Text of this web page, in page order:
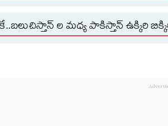
ల మధ్య పాకిస్తాన్ ఉక్కిరి